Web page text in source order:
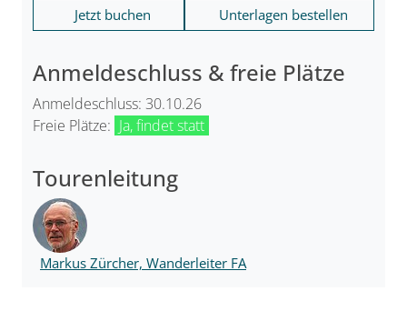
Jetzt buchen Unterlagen bestellen
Anmeldeschluss & freie Plätze
Anmeldeschluss: 30.10.26
Freie Plätze: Ja, findet statt
Tourenleitung
Markus Zürcher, Wanderleiter FA